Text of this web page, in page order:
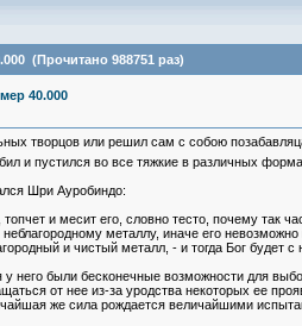
(Прочитано 988751 раз)
40.000
творцов или решил сам с собою
и пустился во все тяжкие в различных
Шри Ауробиндо:
и месит его, словно тесто, почему так
металлу, иначе его
и чистый металл, - и тогда Бог будет
него были бесконечные возможности для
от нее из-за уродства некоторых ее
же сила рождается величайшими